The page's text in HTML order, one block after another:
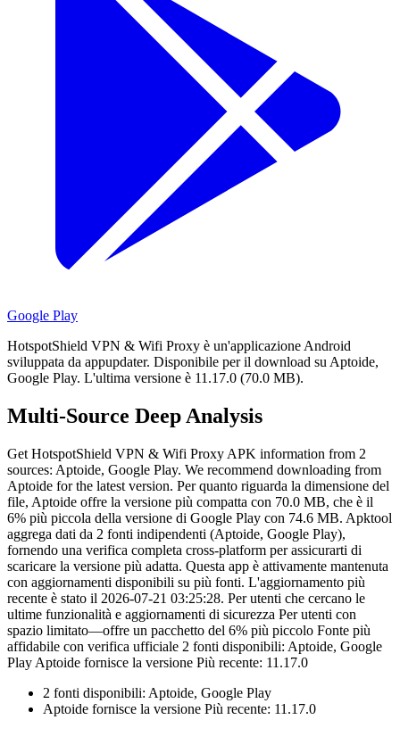
Google Play
HotspotShield VPN & Wifi Proxy è un'applicazione Android
sviluppata da appupdater. Disponibile per il download su Aptoide,
Google Play. L'ultima versione è 11.17.0 (70.0 MB).
Multi-Source Deep Analysis
Get HotspotShield VPN & Wifi Proxy APK information from 2
sources: Aptoide, Google Play. We recommend downloading from
Aptoide for the latest version. Per quanto riguarda la dimensione del
file, Aptoide offre la versione più compatta con 70.0 MB, che è il
6% più piccola della versione di Google Play con 74.6 MB. Apktool
aggrega dati da 2 fonti indipendenti (Aptoide, Google Play),
fornendo una verifica completa cross-platform per assicurarti di
scaricare la versione più adatta. Questa app è attivamente mantenuta
con aggiornamenti disponibili su più fonti. L'aggiornamento più
recente è stato il 2026-07-21 03:25:28. Per utenti che cercano le
ultime funzionalità e aggiornamenti di sicurezza Per utenti con
spazio limitato—offre un pacchetto del 6% più piccolo Fonte più
affidabile con verifica ufficiale 2 fonti disponibili: Aptoide, Google
Play Aptoide fornisce la versione Più recente: 11.17.0
2 fonti disponibili: Aptoide, Google Play
Aptoide fornisce la versione Più recente: 11.17.0